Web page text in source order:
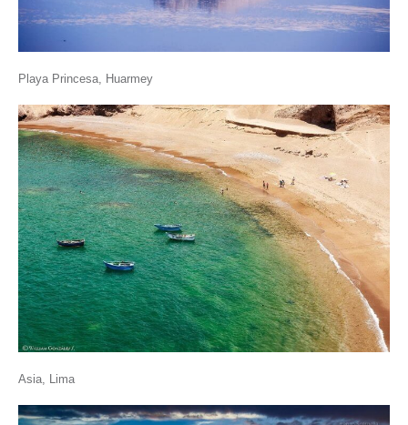
Playa Princesa, Huarmey
Asia, Lima